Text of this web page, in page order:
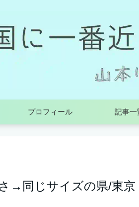
プロフィール 記事一
→同じサイズの県/東京